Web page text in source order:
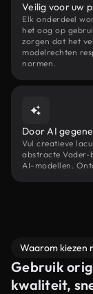
Veilig voor uw
Elk onderdeel
het oog op
zorgen dat het
modelrechten
normen.
Door AI
Vul creatieve
abstracte Vader-
AI-modellen.
Waarom kiezen
Gebruik
kwaliteit,